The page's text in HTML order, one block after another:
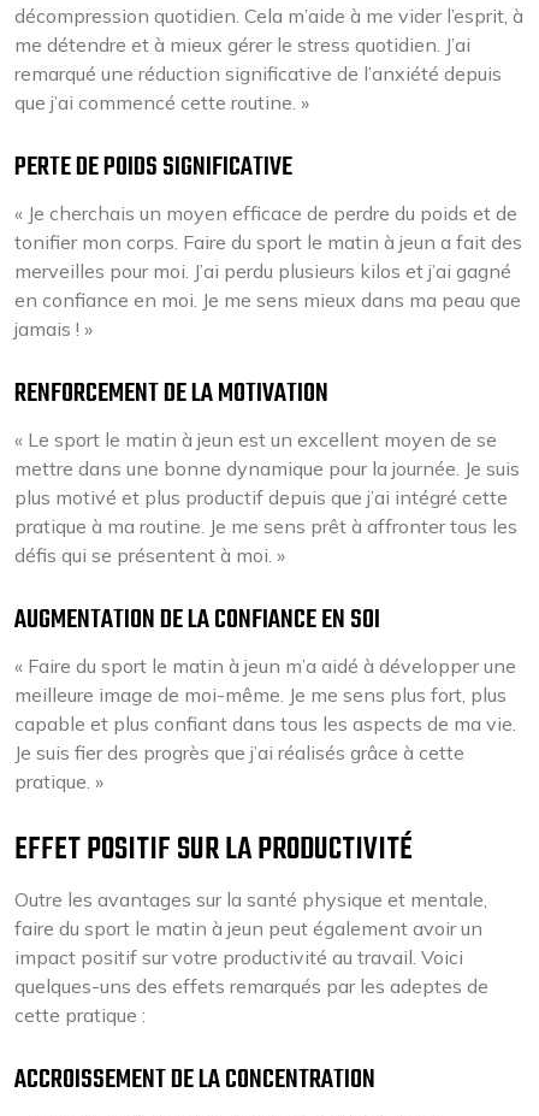
décompression quotidien. Cela m’aide à me vider l’esprit, à
me détendre et à mieux gérer le stress quotidien. J’ai
remarqué une réduction significative de l’anxiété depuis
que j’ai commencé cette routine. »
PERTE DE POIDS SIGNIFICATIVE
« Je cherchais un moyen efficace de perdre du poids et de
tonifier mon corps. Faire du sport le matin à jeun a fait des
merveilles pour moi. J’ai perdu plusieurs kilos et j’ai gagné
en confiance en moi. Je me sens mieux dans ma peau que
jamais ! »
RENFORCEMENT DE LA MOTIVATION
« Le sport le matin à jeun est un excellent moyen de se
mettre dans une bonne dynamique pour la journée. Je suis
plus motivé et plus productif depuis que j’ai intégré cette
pratique à ma routine. Je me sens prêt à affronter tous les
défis qui se présentent à moi. »
AUGMENTATION DE LA CONFIANCE EN SOI
« Faire du sport le matin à jeun m’a aidé à développer une
meilleure image de moi-même. Je me sens plus fort, plus
capable et plus confiant dans tous les aspects de ma vie.
Je suis fier des progrès que j’ai réalisés grâce à cette
pratique. »
EFFET POSITIF SUR LA PRODUCTIVITÉ
Outre les avantages sur la santé physique et mentale,
faire du sport le matin à jeun peut également avoir un
impact positif sur votre productivité au travail. Voici
quelques-uns des effets remarqués par les adeptes de
cette pratique :
ACCROISSEMENT DE LA CONCENTRATION